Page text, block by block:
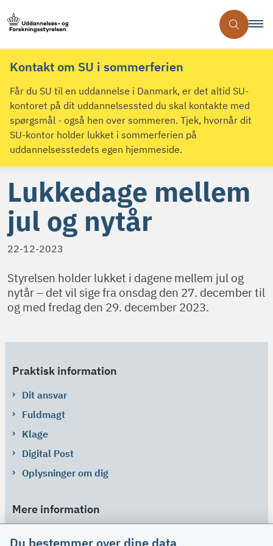
Kontakt om SU i sommerferien
Får du SU til en uddannelse i Danmark, er det altid SU-
kontoret på dit uddannelsessted du skal kontakte med
spørgsmål - også hen over sommeren. Tjek, hvornår dit
SU-kontor holder lukket i sommerferien på
uddannelsesstedets egen hjemmeside.
Lukkedage mellem
jul og nytår
22-12-2023
Styrelsen holder lukket i dagene mellem jul og
nytår – det vil sige fra onsdag den 27. december til
og med fredag den 29. december 2023.
Praktisk information
Dit ansvar
Fuldmagt
Klage
Digital Post
Oplysninger om dig
Mere information
Du bestemmer over dine data